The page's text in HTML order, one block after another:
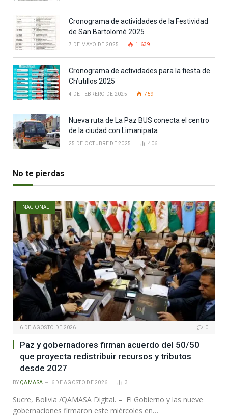
Cronograma de actividades de la Festividad
de San Bartolomé 2025
7 DE MAYO DE 2025 1.639
Cronograma de actividades para la fiesta de
Ch’utillos 2025
4 DE FEBRERO DE 2025 759
Nueva ruta de La Paz BUS conecta el centro
de la ciudad con Limanipata
25 DE OCTUBRE DE 2025 406
No te pierdas
NACIONAL
6 DE AGOSTO DE 2026 0
Paz y gobernadores firman acuerdo del 50/50
que proyecta redistribuir recursos y tributos
desde 2027
BY QAMASA 6 DE AGOSTO DE 2026 3
Sucre, Bolivia /QAMASA Digital. – El Gobierno y las nueve
gobernaciones firmaron este miércoles en…